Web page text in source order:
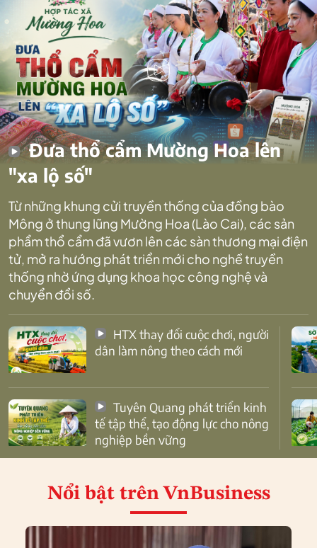
Đưa thổ cẩm Mường Hoa lên
"xa lộ số"
Từ những khung cửi truyền thống của đồng bào
Mông ở thung lũng Mường Hoa (Lào Cai), các sản
phẩm thổ cẩm đã vươn lên các sàn thương mại điện
tử, mở ra hướng phát triển mới cho nghề truyền
thống nhờ ứng dụng khoa học công nghệ và
chuyển đổi số.
dân làm nông theo cách mới
tế tập thể, tạo động lực cho nông
nghiệp bền vững
Nổi bật trên VnBusiness